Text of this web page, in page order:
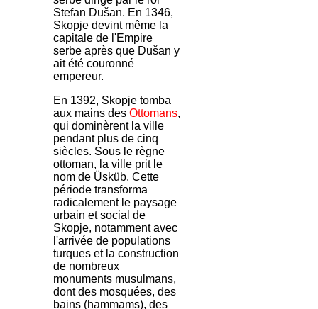
Stefan Dušan. En 1346,
Skopje devint même la
capitale de l'Empire
serbe après que Dušan y
ait été couronné
empereur.
En 1392, Skopje tomba
aux mains des Ottomans,
qui dominèrent la ville
pendant plus de cinq
siècles. Sous le règne
ottoman, la ville prit le
nom de Üsküb. Cette
période transforma
radicalement le paysage
urbain et social de
Skopje, notamment avec
l'arrivée de populations
turques et la construction
de nombreux
monuments musulmans,
dont des mosquées, des
bains (hammams), des